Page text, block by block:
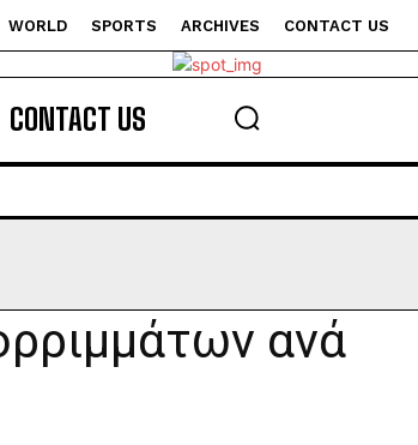
WORLD SPORTS ARCHIVES CONTACT US
CONTACT US
ανά